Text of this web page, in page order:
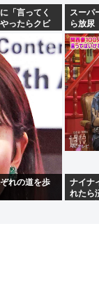
「言ってく
ったらクビ
スーパ
ら放尿
れの道を歩
ナイナ
れたら